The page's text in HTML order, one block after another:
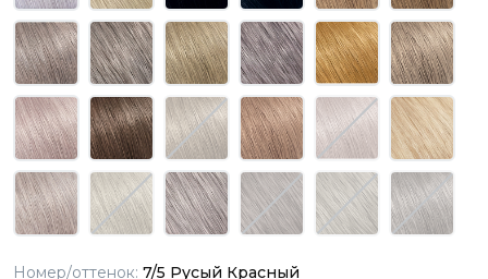
Номер/оттенок: 7/5 Русый Красный